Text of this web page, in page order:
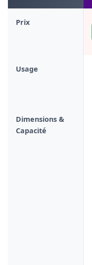
Prix
Usage
Dimensions &
Capacité